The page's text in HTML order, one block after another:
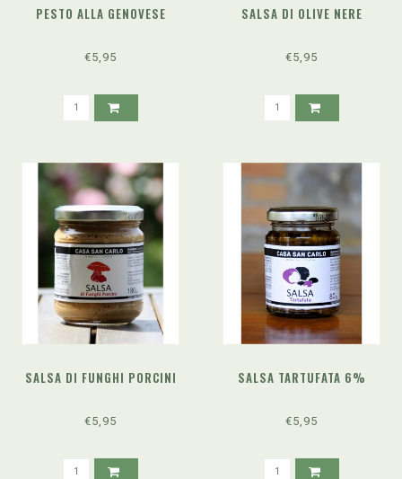
PESTO ALLA GENOVESE
€5,95
SALSA DI OLIVE NERE
€5,95
SALSA DI FUNGHI PORCINI
€5,95
SALSA TARTUFATA 6%
€5,95